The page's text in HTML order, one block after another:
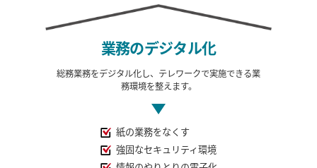
業務のデジタル化
総務業務をデジタル化し、 テレワークで実施できる業
務環境を整えます。
紙の業務をなくす
強固なセキュリティ環境